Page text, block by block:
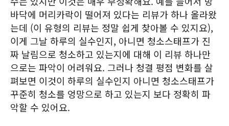
바닥에 머리카락이 떨어져 있다는 리뷰가 하나 올라왔
는데 (이 유형의 리뷰는 정말 쉽게 찾아볼 수 있지요),
이게 그날 하루의 실수인지, 아니면 청소스태프가 진
짜 날림으로 청소하고 있는지에 대해 이 리뷰 하나만
으로는 파악이 어려워요. 그러나 청결 평점 변화를 살
펴보면 이것이 하루의 실수인지 아니면 청소스태프가
꾸준히 청소를 엉망으로 하고 있는지 보다 정확히 파
악할 수 있어요.